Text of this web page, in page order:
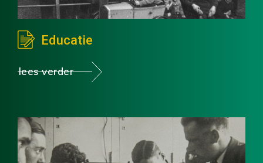
Educatie
lees verder